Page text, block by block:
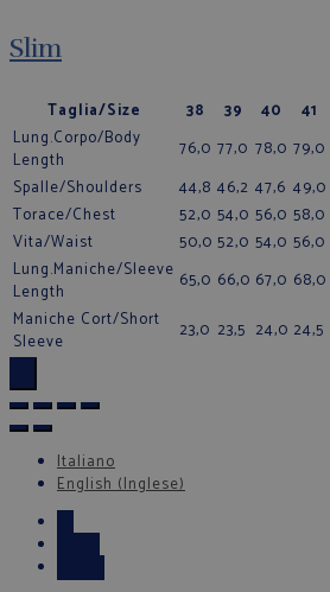
Slim
Taglia/Size 38 39 40 41
Lung.Corpo/Body
Length
76,0 77,0 78,0 79,0
Spalle/Shoulders
44,8 46,2 47,6 49,0
Torace/Chest
52,0 54,0 56,0 58,0
Vita/Waist
50,0 52,0 54,0 56,0
Lung.Maniche/Sleeve
Length
65,0 66,0 67,0 68,0
Maniche Cort/Short
Sleeve
23,0 23,5 24,0 24,5
Italiano
English(Inglese)